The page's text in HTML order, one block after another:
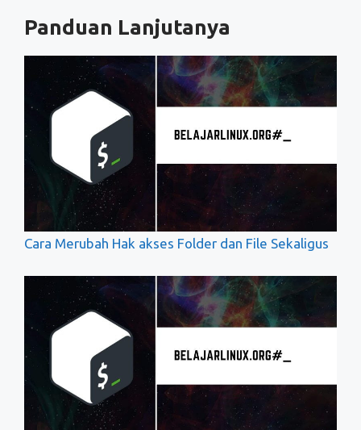
Panduan Lanjutanya
Cara Merubah Hak akses Folder dan File Sekaligus